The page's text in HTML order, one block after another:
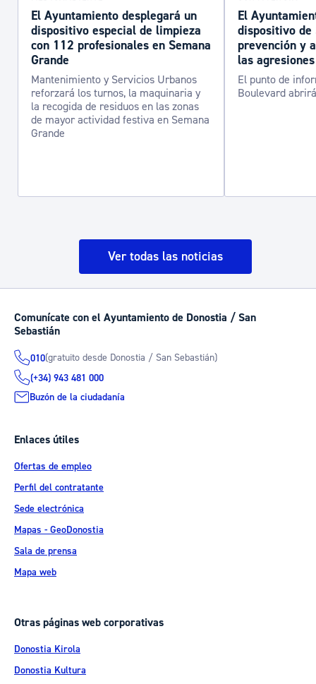
El Ayuntamiento desplegará un
dispositivo especial de limpieza
con 112 profesionales en Semana
Grande
Mantenimiento y Servicios Urbanos
reforzará los turnos, la maquinaria y
la recogida de residuos en las zonas
de mayor actividad festiva en Semana
Grande
El
dispositivo de
prevención y
las
El punto de
Boulevard
Ver todas las noticias
Comunícate con el Ayuntamiento de Donostia / San
Sebastián
010(gratuito desde Donostia / San Sebastián)
(+34) 943 481 000
Buzón de la ciudadanía
Enlaces útiles
Ofertas de empleo
Perfil del contratante
Sede electrónica
Mapas - GeoDonostia
Sala de prensa
Mapa web
Otras páginas web corporativas
Donostia Kirola
Donostia Kultura